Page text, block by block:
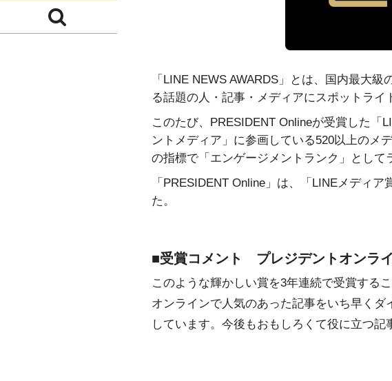
「LINE NEWS AWARDS」とは、国内最大
る話題の人・記事・メディアにスポットライ
このたび、PRESIDENT Onlineが受賞した「
ントメディア」に参画している520以上のメ
の指標で「エンゲージメントランク」として
「PRESIDENT Online」は、「LINEメディ
た。
■受賞コメント プレジデントオンラ
このような輝かしい賞を3年連続で受賞する
オンラインで人気のあった記事をいち早く
しています。今後もおもしろくて役に立つ記